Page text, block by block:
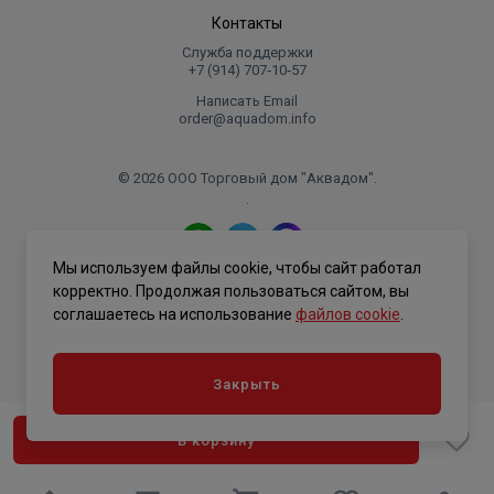
В корзину
Минимальная и максимальная высота расположения
Допустимое расстояние от отверстия в мойки до колбы
Фильтр/пробка слива: есть
машины: да
Наличие перелива: да
Для формы переливного отверстия: Круглой и
Контакты
Служба поддержки
+7 (914) 707‑10‑57
Написать Email
order@aquadom.info
© 2026 ООО Торговый дом "Аквадом".
.
Политика конфиденциальности
Мы используем файлы cookie, чтобы сайт работал
корректно. Продолжая пользоваться сайтом, вы
соглашаетесь на использование файлов cookie
Закрыть